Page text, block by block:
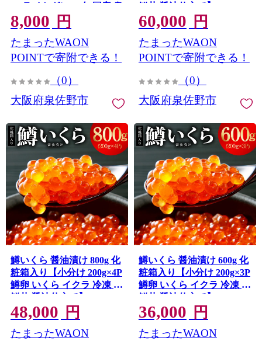
ュ ライトグレー 白 国産 泉
州産 吸水】 099H4954
8,000 円
たまったWAON
POINTで寄附できる！
（0）
大阪府泉佐野市
鮮丼 醤油仕立て】 G4651
60,000 円
たまったWAON
POINTで寄附できる！
（0）
大阪府泉佐野市
鱒いくら 醤油漬け 800g 化
粧箱入り【小分け 200g×4P
鱒卵 いくら イクラ 冷凍 海
鮮丼 醤油仕立て】 G4650
48,000 円
たまったWAON
鱒いくら 醤油漬け 600g 化
粧箱入り【小分け 200g×3P
鱒卵 いくら イクラ 冷凍 海
鮮丼 醤油仕立て】 G4649
36,000 円
たまったWAON